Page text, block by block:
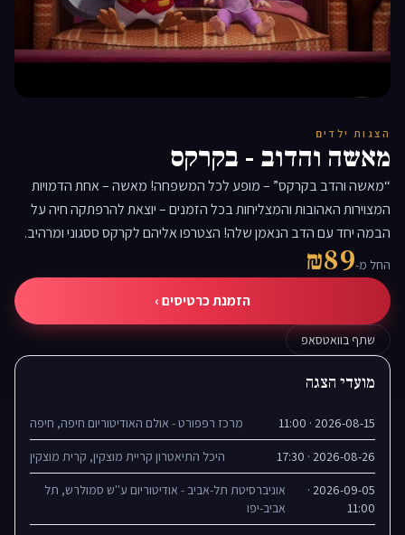
▶
הצגות ילדים
מאשה והדוב - בקרקס
“מאשה והדב בקרקס” – מופע לכל המשפחה! מאשה – אחת הדמויות
המצוירות האהובות והמצליחות בכל הזמנים – יוצאת להרפתקה חיה על
הבמה יחד עם הדב הנאמן שלה! הצטרפו אליהם לקרקס ססגוני ומרהיב.
החל מ-₪89
הזמנת כרטיסים ›
שתף בוואטסאפ
מועדי הצגה
2026-08-15 · 11:00 מרכז רפפורט - אולם האודיטוריום חיפה, חיפה
2026-08-26 · 17:30 היכל התיאטרון קריית מוצקין, קרית מוצקין
2026-09-05 ·
11:00
אוניברסיטת תל-אביב - אודיטוריום ע''ש סמולרש, תל
אביב-יפו